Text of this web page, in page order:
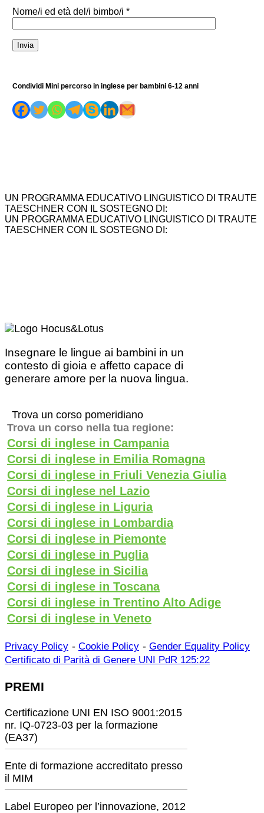
Nome/i ed età del/i bimbo/i *
Condividi Mini percorso in inglese per bambini 6-12 anni
UN PROGRAMMA EDUCATIVO LINGUISTICO DI TRAUTE
TAESCHNER CON IL SOSTEGNO DI:
UN PROGRAMMA EDUCATIVO LINGUISTICO DI TRAUTE
TAESCHNER CON IL SOSTEGNO DI:
Insegnare le lingue ai bambini in un
contesto di gioia e affetto capace di
generare amore per la nuova lingua.
Trova un corso pomeridiano
Trova un corso nella tua regione:
Corsi di inglese in Campania
Corsi di inglese in Emilia Romagna
Corsi di inglese in Friuli Venezia Giulia
Corsi di inglese nel Lazio
Corsi di inglese in Liguria
Corsi di inglese in Lombardia
Corsi di inglese in Piemonte
Corsi di inglese in Puglia
Corsi di inglese in Sicilia
Corsi di inglese in Toscana
Corsi di inglese in Trentino Alto Adige
Corsi di inglese in Veneto
Privacy Policy - Cookie Policy - Gender Equality Policy
Certificato di Parità di Genere UNI PdR 125:22
PREMI
Certificazione UNI EN ISO 9001:2015
nr. IQ-0723-03 per la formazione
(EA37)
Ente di formazione accreditato presso
il MIM
Label Europeo per l’innovazione, 2012